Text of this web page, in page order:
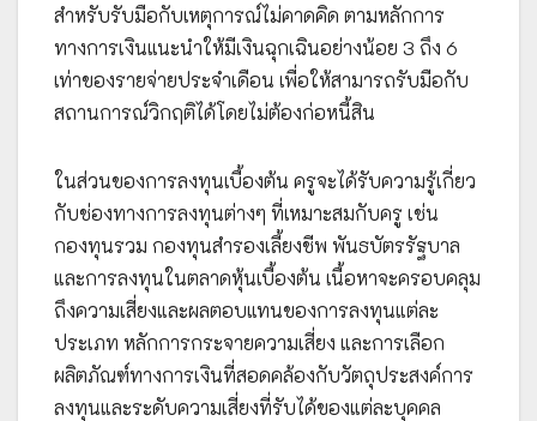
สำหรับรับมือกับเหตุการณ์ไม่คาดคิด ตามหลักการ
ทางการเงินแนะนำให้มีเงินฉุกเฉินอย่างน้อย 3 ถึง 6
เท่าของรายจ่ายประจำเดือน เพื่อให้สามารถรับมือกับ
สถานการณ์วิกฤติได้โดยไม่ต้องก่อหนี้สิน
ในส่วนของการลงทุนเบื้องต้น ครูจะได้รับความรู้เกี่ยว
กับช่องทางการลงทุนต่างๆ ที่เหมาะสมกับครู เช่น
กองทุนรวม กองทุนสำรองเลี้ยงชีพ พันธบัตรรัฐบาล
และการลงทุนในตลาดหุ้นเบื้องต้น เนื้อหาจะครอบคลุม
ถึงความเสี่ยงและผลตอบแทนของการลงทุนแต่ละ
ประเภท หลักการกระจายความเสี่ยง และการเลือก
ผลิตภัณฑ์ทางการเงินที่สอดคล้องกับวัตถุประสงค์การ
ลงทุนและระดับความเสี่ยงที่รับได้ของแต่ละบุคคล